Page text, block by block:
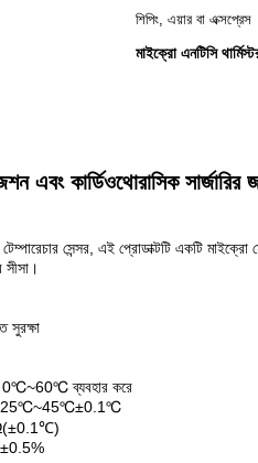
শিপিং, এয়ার বা এক্সপ্রেস
মাইক্রো এনটিসি
এবং কার্ডিওথোরাসিক সার্জারির
সেন্সর, এই প্রোডাক্টটি একটি মাইক্রো
সীসা।
সুরক্ষা
0℃~60℃ ব্যবহার করে
25℃~45℃±0.1℃